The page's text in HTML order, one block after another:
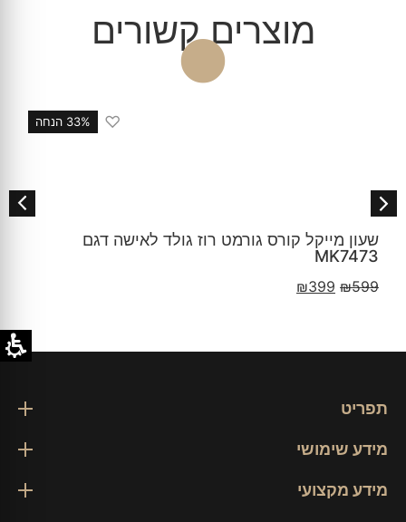
מוצרים קשורים
רוז גולד לאישה דגם
שעון מייקל קורס
תפריט
מידע שימושי
מידע מקצועי